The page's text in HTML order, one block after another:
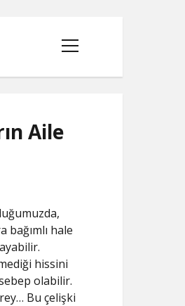
menüyü
aç
Aile
hale
hissini
olabilir.
Bu çelişki